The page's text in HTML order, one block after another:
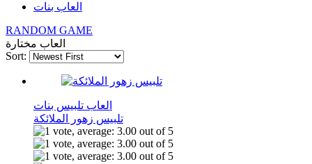
العاب بنات
RANDOM GAME
العاب مختارة
Sort:
العاب تلبيس بنات
تلبيس زهور الملائكة